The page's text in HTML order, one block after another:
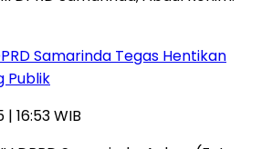
Samarinda Tegas Hentikan
Publik
16:53 WIB